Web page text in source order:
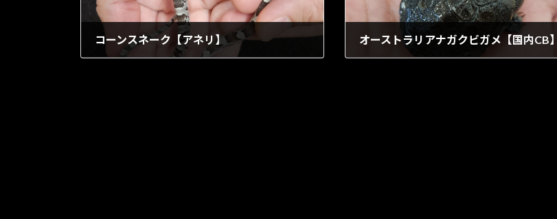
コーンスネーク【アネリ】 オーストラリアナガクビガメ【国内CB】